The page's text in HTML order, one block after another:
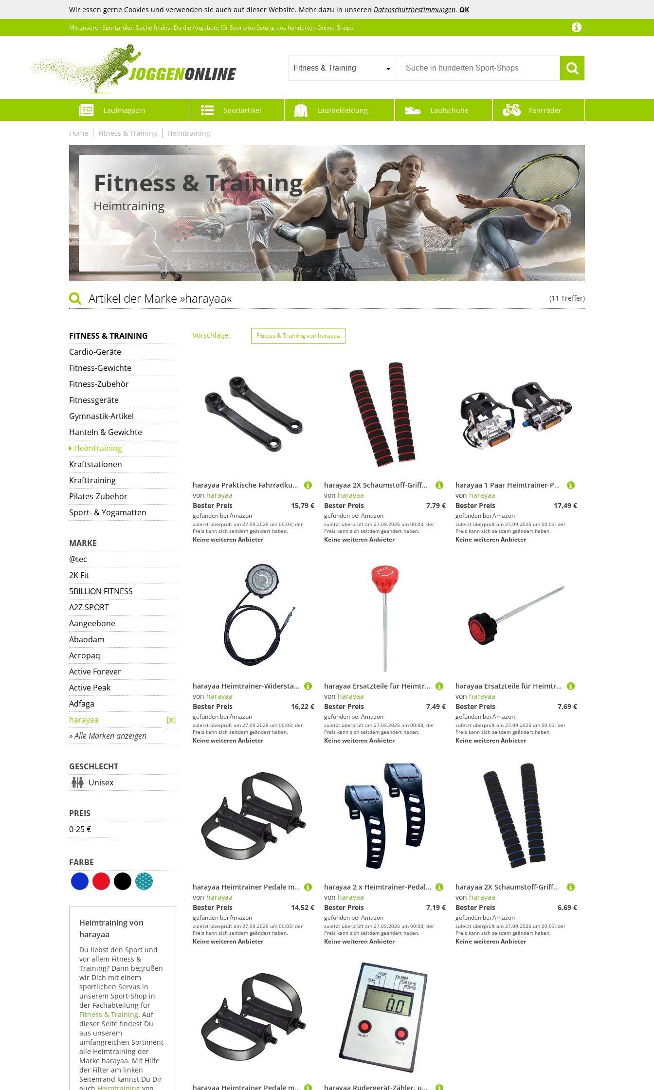
Wir essen gerne Cookies und verwenden sie auch auf dieser Website. Mehr dazu in unseren Datenschutzbestimmungen. OK
Mit unserer Sportartikel-Suche findest Du die Angebote für Sportausrüstung aus hunderten Online-Shops.
Fitness & Training
Laufmagazin Sportartikel Laufbekleidung Laufschuhe Fahrräder
Home Fitness & Training Heimtraining
Fitness & Training
Heimtraining
(11 Treffer)
Artikel der Marke »harayaa«
FITNESS & TRAINING
Cardio-Geräte
Fitness-Gewichte
Fitness-Zubehör
Fitnessgeräte
Gymnastik-Artikel
Hanteln & Gewichte
Heimtraining
Kraftstationen
Krafttraining
Pilates-Zubehör
Sport- & Yogamatten
MARKE
@tec
2K Fit
5BILLION FITNESS
A2Z SPORT
Aangeebone
Abaodam
Acropaq
Active Forever
Active Peak
Adfaga
harayaa
» Alle Marken anzeigen
GESCHLECHT
Unisex
PREIS
0-25 €
FARBE
Heimtraining von
harayaa
Du liebst den Sport und
vor allem Fitness &
Training? Dann begrüßen
wir Dich mit einem
sportlichen Servus in
unserem Sport-Shop in
der Fachabteilung für
Fitness & Training. Auf
dieser Seite findest Du
aus unserem
umfangreichen Sortiment
alle Heimtraining der
Marke harayaa. Mit Hilfe
der Filter am linken
Seitenrand kannst Du Dir
Vorschläge: Fitness & Training von harayaa
harayaa Praktische Fahrradkurbelgarnitur, Vielseitig Einsetzbarer Aluminium Fahrradkurbelarm für Rennrad, Heimtrainer, 127 Kurbelarm
von harayaa
Bester Preis
15,79 €
gefunden bei Amazon
zuletzt überprüft am 27.09.2025 um 00:03; der
Preis kann sich seitdem geändert haben.
Keine weiteren Anbieter
harayaa 2X Schaumstoff-Griffhülle Griffhülle Griffhülle Klimmzuggriff Lenkergriff für Klimmzugstange, Rot
von harayaa
Bester Preis
7,79 €
gefunden bei Amazon
zuletzt überprüft am 27.09.2025 um 00:03; der
Preis kann sich seitdem geändert haben.
Keine weiteren Anbieter
harayaa 1 Paar Heimtrainer-Pedale, 9/16 Zoll mit Riemen für stationäre Heimtrainer, Outdoor-Fahrräder, Liegeräder
von harayaa
Bester Preis
17,49 €
gefunden bei Amazon
zuletzt überprüft am 27.09.2025 um 00:03; der
Preis kann sich seitdem geändert haben.
Keine weiteren Anbieter
harayaa Heimtrainer-Widerstandsknopf, Fitness-Fahrrad-Knopf, Heimtrainer- für Fitnessstudio-Zubehör, 10 Gänge 110 cm
von harayaa
Bester Preis
16,22 €
gefunden bei Amazon
zuletzt überprüft am 27.09.2025 um 00:03; der
Preis kann sich seitdem geändert haben.
Keine weiteren Anbieter
harayaa Ersatzteile für Heimtrainer, Widerstandsstange, Einstellknopf für Stationäres Fahrrad, M8, Rot
von harayaa
Bester Preis
7,49 €
gefunden bei Amazon
zuletzt überprüft am 27.09.2025 um 00:03; der
Preis kann sich seitdem geändert haben.
Keine weiteren Anbieter
harayaa Ersatzteile für Heimtrainer, Widerstandsstange, Einstellknopf für Stationäres Fahrrad, M8, Schwarz
von harayaa
Bester Preis
7,69 €
gefunden bei Amazon
zuletzt überprüft am 27.09.2025 um 00:03; der
Preis kann sich seitdem geändert haben.
Keine weiteren Anbieter
harayaa Heimtrainer Pedale mit Riemen – 1 Paar Fitness Bike Pedale Ersatzteile für Turnhalle Indoor, Kurze 14-mm-Spindel
von harayaa
Bester Preis
14,52 €
gefunden bei Amazon
zuletzt überprüft am 27.09.2025 um 00:03; der
Preis kann sich seitdem geändert haben.
Keine weiteren Anbieter
harayaa 2 x Heimtrainer-Pedalgurte, Fixbänder, Band, verstellbare Länge, Ausrüstung, Premium-Qualität, Fußstützen-Zubehör, Ersatz für Fahrrad, Innenbereich
von harayaa
Bester Preis
7,19 €
gefunden bei Amazon
zuletzt überprüft am 27.09.2025 um 00:03; der
Preis kann sich seitdem geändert haben.
Keine weiteren Anbieter
harayaa 2X Schaumstoff-Griffhülle Griffhülle Griffhülle Klimmzuggriff Lenkergriff für Klimmzugstange, Blau
von harayaa
Bester Preis
6,69 €
gefunden bei Amazon
zuletzt überprüft am 27.09.2025 um 00:03; der
Preis kann sich seitdem geändert haben.
Keine weiteren Anbieter
harayaa Heimtrainer Pedale mit Riemen – 1 Paar Fitness Bike Pedale Ersatzteile für Turnhalle Indoor, Kurze 12,7-mm-Spindel harayaa Rudergerät-Zähler, universeller Mehrzweck-Zeit-/Wiederholungs-/Kalorienmess-Monitor, Tachometer für Heimtrainer